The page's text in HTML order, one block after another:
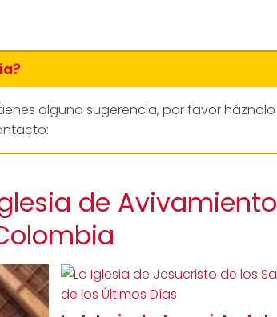
alguna sugerencia, por favor háznolo
de Avivamiento